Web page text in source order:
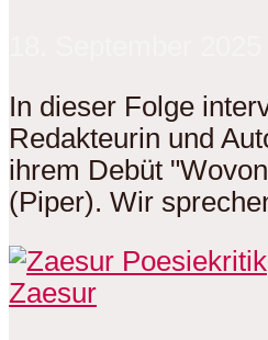
In dieser Folge
Redakteurin und
ihrem Debüt
(Piper). Wir
Zaesur